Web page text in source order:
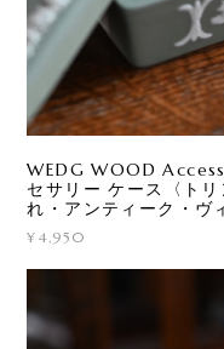
WEDG WOOD
セサリー ケース〈ト
れ・アンティーク・ヴ
¥4,950